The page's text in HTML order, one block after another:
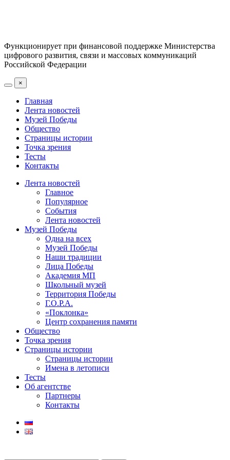
Функционирует при финансовой поддержке Министерства
цифрового развития, связи и массовых коммуникаций
Российской Федерации
×
Главная
Лента новостей
Музей Победы
Общество
Страницы истории
Точка зрения
Тесты
Контакты
Лента новостей
Главное
Популярное
События
Лента новостей
Музей Победы
Одна на всех
Музей Победы
Наши традиции
Лица Победы
Академия МП
Школьный музей
Территория Победы
Г.О.Р.А.
«Поклонка»
Центр сохранения памяти
Общество
Точка зрения
Страницы истории
Страницы истории
Имена в летописи
Тесты
Об агентстве
Партнеры
Контакты